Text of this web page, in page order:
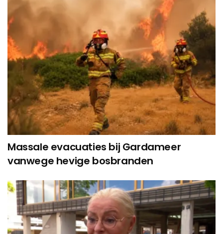
Massale evacuaties bij Gardameer
vanwege hevige bosbranden